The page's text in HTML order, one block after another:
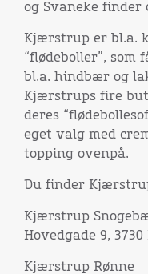
og Svaneke
Kjærstrup er bl.a.
“flødeboller”,
bl.a. hindbær og
Kjærstrups fire
deres
eget valg med
topping ovenpå.
Du finder
Kjærstrup
Hovedgade 9, 3730
Kjærstrup Rønne